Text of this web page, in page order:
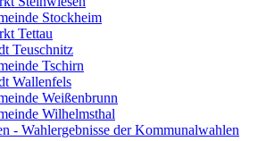
Stockheim
Tettau
Teuschnitz
Tschirn
Wallenfels
Weißenbrunn
Wilhelmsthal
- Wahlergebnisse der Kommunalwahlen